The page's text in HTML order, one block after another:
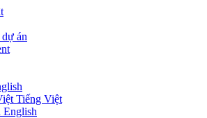
án
Tiếng Việt
English